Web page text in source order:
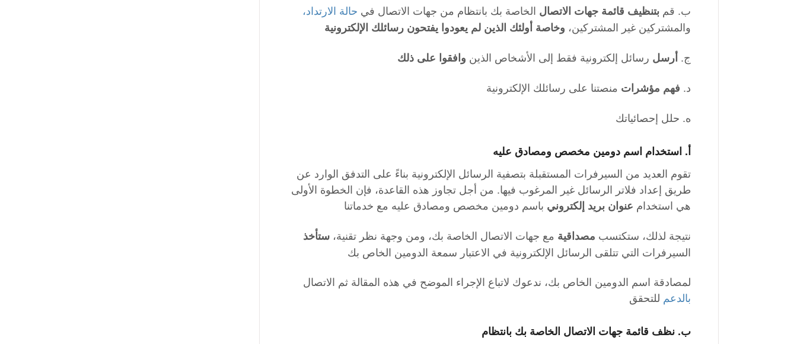
ب. قم بتنظيف قائمة جهات الاتصال الخاصة بك بانتظام من جهات الاتصال في حالة الارتداد،
والمشتركين غير المشتركين، وخاصة أولئك الذين لم يعودوا يفتحون رسائلك الإلكترونية
ج. أرسل رسائل إلكترونية فقط إلى الأشخاص الذين وافقوا على ذلك
د. فهم مؤشرات منصتنا على رسائلك الإلكترونية
ه. حلل إحصائياتك
أ. استخدام اسم دومين مخصص ومصادق عليه
تقوم العديد من السيرفرات المستقبلة بتصفية الرسائل الإلكترونية بناءً على التدفق الوارد عن
طريق إعداد فلاتر الرسائل غير المرغوب فيها. من أجل تجاوز هذه القاعدة، فإن الخطوة الأولى
هي استخدام عنوان بريد إلكتروني باسم دومين مخصص ومصادق عليه مع خدماتنا
نتيجة لذلك، ستكتسب مصداقية مع جهات الاتصال الخاصة بك، ومن وجهة نظر تقنية، ستأخذ
السيرفرات التي تتلقى الرسائل الإلكترونية في الاعتبار سمعة الدومين الخاص بك
لمصادقة اسم الدومين الخاص بك، ندعوك لاتباع الإجراء الموضح في هذه المقالة ثم الاتصال
بالدعم للتحقق
ب. نظف قائمة جهات الاتصال الخاصة بك بانتظام